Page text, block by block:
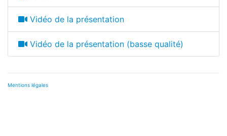
Vidéo de la présentation
Vidéo de la présentation (basse qualité)
Mentions légales